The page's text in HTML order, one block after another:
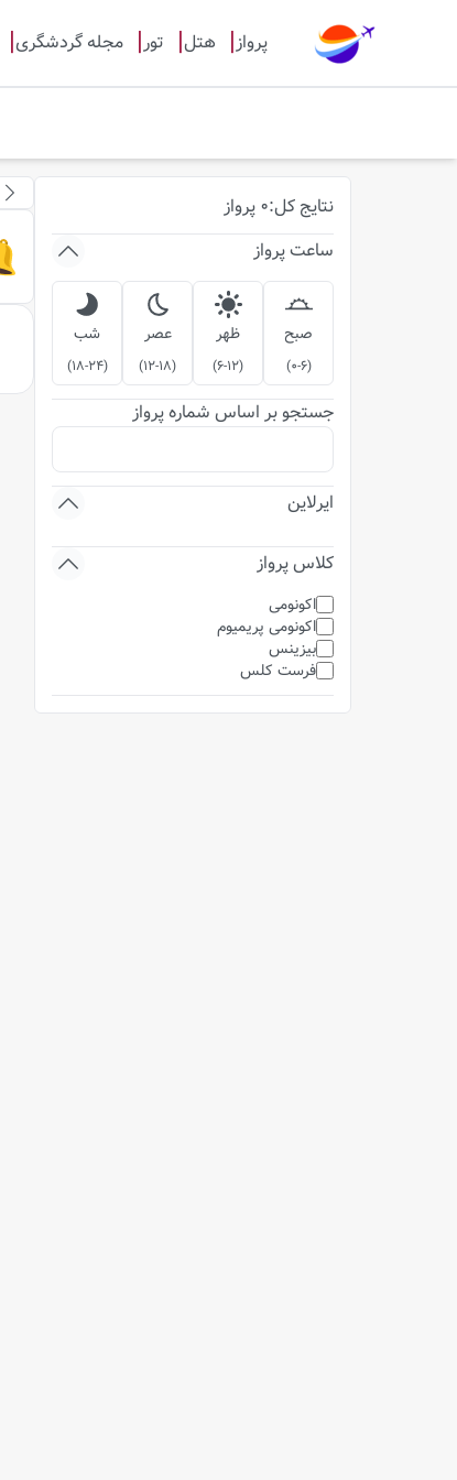
پرواز هتل تور مجله گردشگری
نتایج کل:
0 پرواز
ساعت پرواز
صبح
(
0-6
)
ظهر
(
6-12
)
عصر
(
12-18
)
شب
(
18-24
)
جستجو بر اساس شماره پرواز
ایرلاین
کلاس پرواز
اکونومی
اکونومی پریمیوم
بیزینس
فرست کلس